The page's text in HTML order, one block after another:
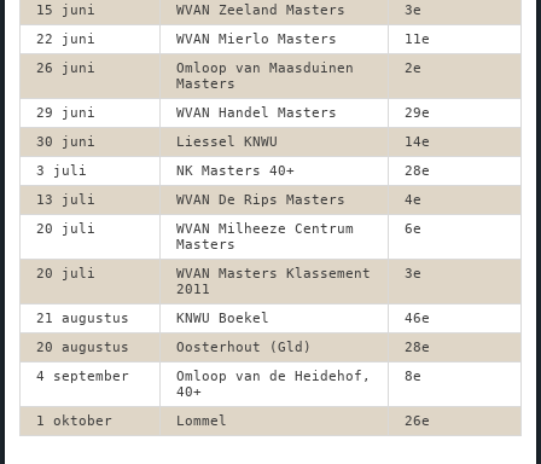
15 juni
WVAN Zeeland Masters
3e
22 juni
WVAN Mierlo Masters
11e
26 juni
Omloop van Maasduinen
Masters
2e
29 juni WVAN Handel Masters
29e
30 juni
Liessel KNWU
14e
3 juli
NK Masters 40+
28e
13 juli
WVAN De Rips Masters
4e
20 juli
WVAN Milheeze Centrum
Masters
6e
20 juli
WVAN Masters Klassement
2011
3e
21 augustus KNWU Boekel
46e
20 augustus
Oosterhout (Gld)
28e
4 september
Omloop van de Heidehof,
40+
8e
1 oktober Lommel 26e